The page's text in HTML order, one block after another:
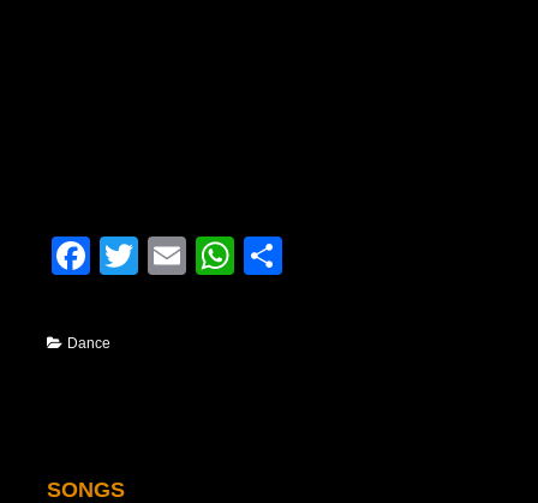
Facebook
Twitter
EmailWhatsApp
Dance
SONGS